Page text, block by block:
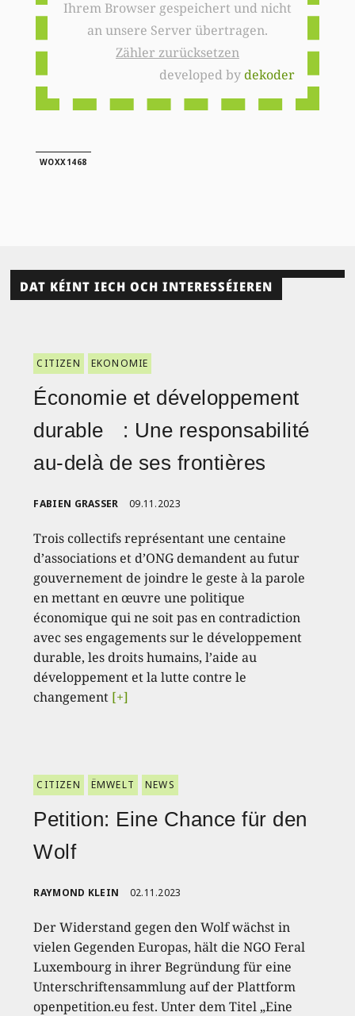
Ihrem Browser gespeichert und nicht
an unsere Server übertragen.
Zähler zurücksetzen
developed bydekoder
WOXX1468
DAT KÉINT IECH OCH INTERESSÉIEREN
CITIZEN EKONOMIE
Économie et développement
durable : Une responsabilité
au-delà de ses frontières
FABIEN GRASSER 09.11.2023
Trois collectifs représentant une centaine
d’associations et d’ONG demandent au futur
gouvernement de joindre le geste à la parole
en mettant en œuvre une politique
économique qui ne soit pas en contradiction
avec ses engagements sur le développement
durable, les droits humains, l’aide au
développement et la lutte contre le
changement [+]
CITIZEN ËMWELT NEWS
Petition: Eine Chance für den
Wolf
RAYMOND KLEIN 02.11.2023
Der Widerstand gegen den Wolf wächst in
vielen Gegenden Europas, hält die NGO Feral
Luxembourg in ihrer Begründung für eine
Unterschriftensammlung auf der Plattform
openpetition.eu fest. Unter dem Titel „Eine